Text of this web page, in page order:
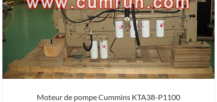
Moteur de pompe Cummins KTA38-P1100